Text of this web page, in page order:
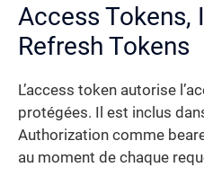
Access Tokens,
Refresh Tokens
L’access token autorise
protégées. Il est inclus
Authorization comme
au moment de chaque